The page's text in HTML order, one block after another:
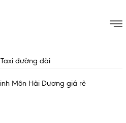
Taxi đường dài